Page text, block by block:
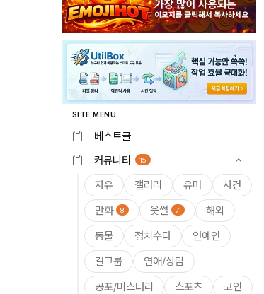
SITE MENU
베스트글
커뮤니티
15
자유 갤러리 유머
사건
만화
8 웃썰 7
해외
동물
정치수다
연예인
걸그룹
연애/상담
공포/미스터리
스포츠
코인